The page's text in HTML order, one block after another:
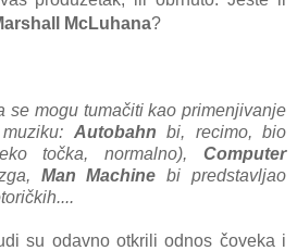
McLuhana?
se mogu tumačiti kao primenjivanje
Autobahn bi, recimo, bio
točka, normalno), Computer
Man Machine bi predstavljao
su odavno otkrili odnos čoveka i